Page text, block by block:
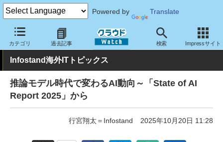
Powered by Translate
カテゴリ 過去記事 検索 Impressサイト
クラウド Watch トピック 業界動向
Infostand海外ITトピックス
推論モデル時代で変わるAI動向～「State of AI
Report 2025」から
行宮翔太＝Infostand 2025年10月20日 11:28